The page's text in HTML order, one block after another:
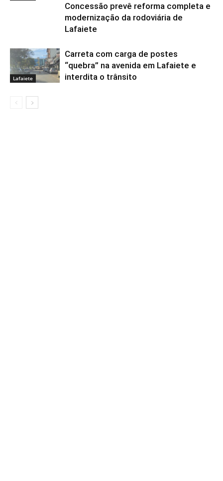
Concessão prevê reforma completa e
modernização da rodoviária de
Lafaiete
Lafaiete
Carreta com carga de postes
“quebra” na avenida em Lafaiete e
interdita o trânsito